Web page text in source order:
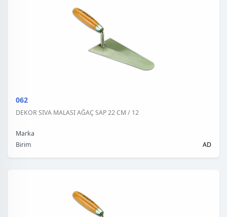
062
DEKOR SIVA MALASI AĞAÇ SAP 22 CM / 12
Marka
Birim
AD